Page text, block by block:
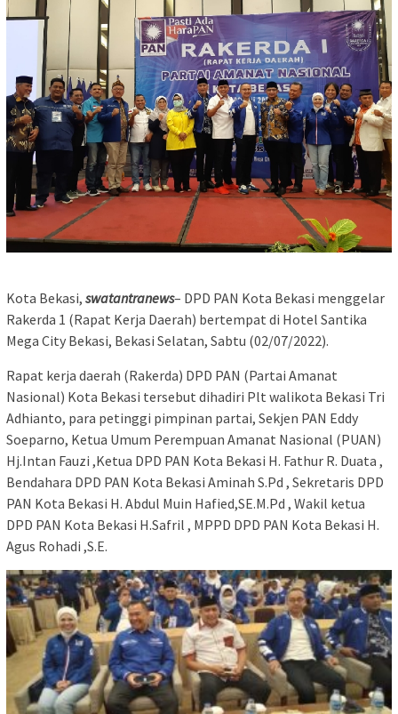
Kota Bekasi, swatantranews– DPD PAN Kota Bekasi menggelar
Rakerda 1 (Rapat Kerja Daerah) bertempat di Hotel Santika
Mega City Bekasi, Bekasi Selatan, Sabtu (02/07/2022).
Rapat kerja daerah (Rakerda) DPD PAN (Partai Amanat
Nasional) Kota Bekasi tersebut dihadiri Plt walikota Bekasi Tri
Adhianto, para petinggi pimpinan partai, Sekjen PAN Eddy
Soeparno, Ketua Umum Perempuan Amanat Nasional (PUAN)
Hj.Intan Fauzi ,Ketua DPD PAN Kota Bekasi H. Fathur R. Duata ,
Bendahara DPD PAN Kota Bekasi Aminah S.Pd , Sekretaris DPD
PAN Kota Bekasi H. Abdul Muin Hafied,SE.M.Pd , Wakil ketua
DPD PAN Kota Bekasi H.Safril , MPPD DPD PAN Kota Bekasi H.
Agus Rohadi ,S.E.